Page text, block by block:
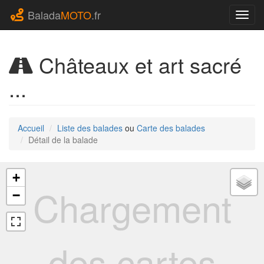
BaladaMOTO.fr
Châteaux et art sacré
...
Accueil Liste des balades ou Carte des balades
Détail de la balade
Chargement
+
−